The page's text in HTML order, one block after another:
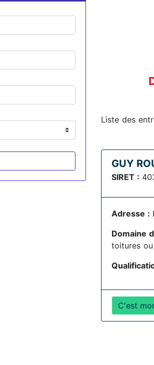
Liste des
GUY
SIRET :
Adresse :
Domaine
toitures
C'est